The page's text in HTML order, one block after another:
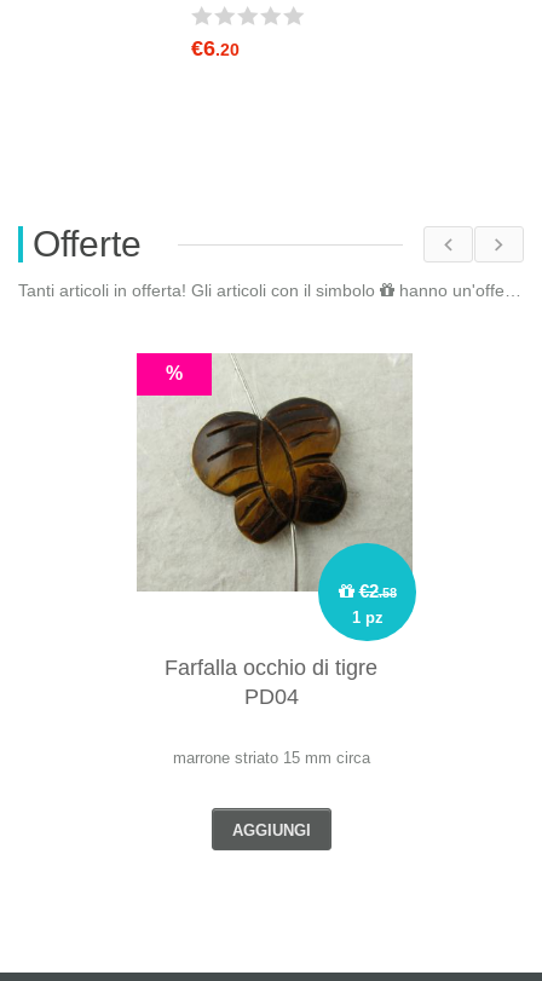
€6.20
Offerte
Tanti articoli in offerta! Gli articoli con il simbolo hanno un'offerta riservata. Fai il
€2.58
1 pz
%
Farfalla occhio di tigre
PD04
marrone striato 15 mm circa
AGGIUNGI